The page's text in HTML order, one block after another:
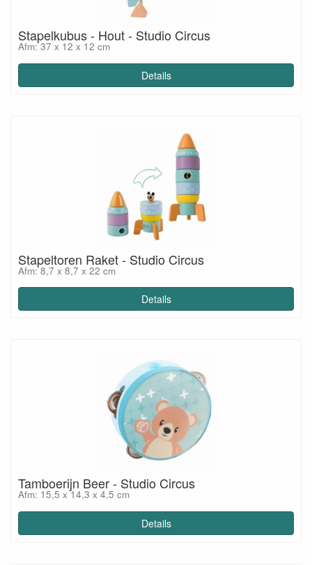
Stapelkubus - Hout - Studio Circus
Afm: 37 x 12 x 12 cm
Details
Stapeltoren Raket - Studio Circus
Afm: 8,7 x 8,7 x 22 cm
Details
Tamboerijn Beer - Studio Circus
Afm: 15,5 x 14,3 x 4,5 cm
Details